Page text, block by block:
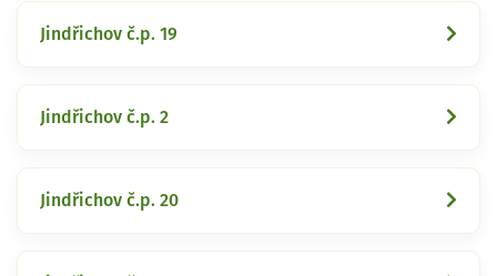
Jindřichov č.p. 19
Jindřichov č.p. 2
Jindřichov č.p. 20